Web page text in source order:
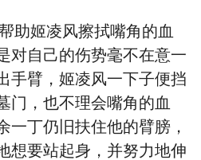
助姬凌风擦拭嘴角的血
对自己的伤势毫不在意一
手臂，姬凌风一下子便挡
门，也不理会嘴角的血
一丁仍旧扶住他的臂膀，
想要站起身，并努力地伸